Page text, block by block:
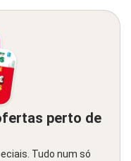
perto de
Tudo num só